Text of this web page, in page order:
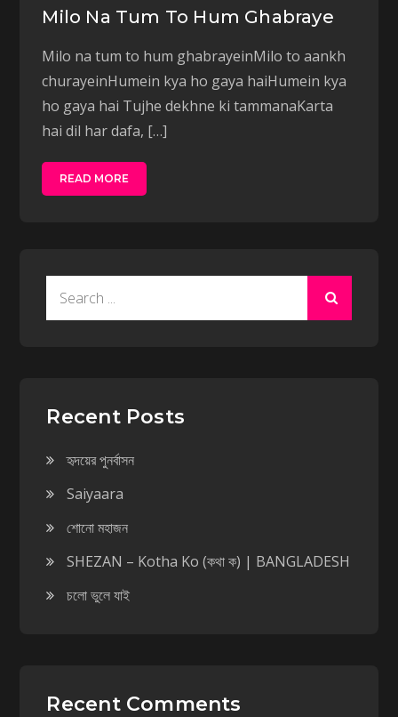
Milo Na Tum To Hum Ghabraye
Milo na tum to hum ghabrayeinMilo to aankh
churayeinHumein kya ho gaya haiHumein kya
ho gaya hai Tujhe dekhne ki tammanaKarta
hai dil har dafa, […]
READ MORE
Recent Posts
হৃদয়ের পুনর্বাসন
Saiyaara
শোনো মহাজন
SHEZAN – Kotha Ko (কথা ক) | BANGLADESH
চলো ভুলে যাই
Recent Comments